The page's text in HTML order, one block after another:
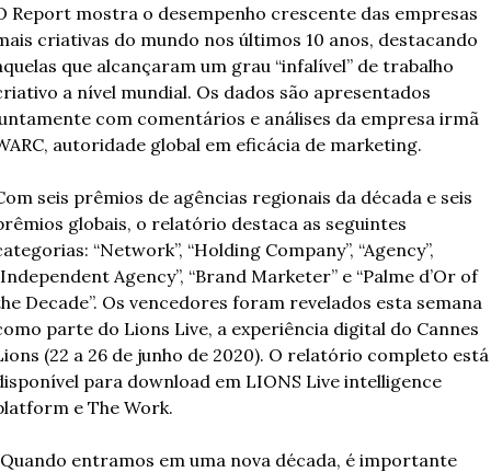
Report mostra o desempenho crescente das empresas
criativas do mundo nos últimos 10 anos, destacando
que alcançaram um grau “infalível” de trabalho
a nível mundial. Os dados são apresentados
com comentários e análises da empresa irmã
autoridade global em eficácia de marketing.
seis prêmios de agências regionais da década e seis
globais, o relatório destaca as seguintes
“Network”, “Holding Company”, “Agency”,
Agency”, “Brand Marketer” e “Palme d’Or of
Decade”. Os vencedores foram revelados esta semana
parte do Lions Live, a experiência digital do Cannes
(22 a 26 de junho de 2020). O relatório completo está
para download em LIONS Live intelligence
e The Work.
entramos em uma nova década, é importante